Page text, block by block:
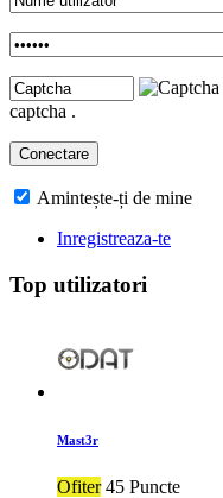
captcha .
Amintește-ți de mine
Inregistreaza-te
Top utilizatori
Mast3r
Ofiter 45 Puncte